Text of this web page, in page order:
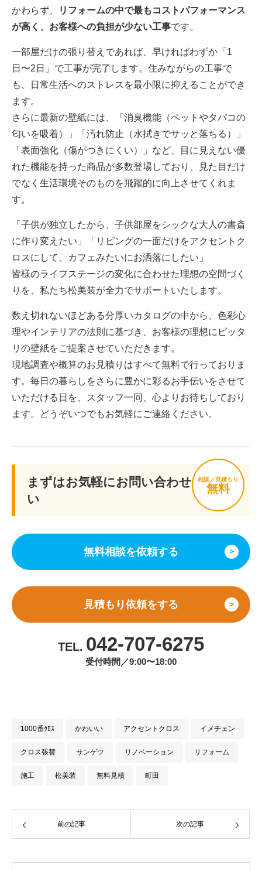
かわらず、
リフォームの中で最もコストパフォーマンス
が高く、お客様への負担が少ない工事です。
一部屋だけの張り替えであれば、早ければわずか「1
日〜2日」で工事が完了します。住みながらの工事で
も、日常生活へのストレスを最小限に抑えることができ
ます。
さらに最新の壁紙には、「消臭機能（ペットやタバコの
匂いを吸着）」「汚れ防止（水拭きでサッと落ちる）」
「表面強化（傷がつきにくい）」など、目に見えない優
れた機能を持った商品が多数登場しており、見た目だけ
でなく生活環境そのものを飛躍的に向上させてくれま
す。
「子供が独立したから、子供部屋をシックな大人の書斎
に作り変えたい」「リビングの一面だけをアクセントク
ロスにして、カフェみたいにお洒落にしたい」
皆様のライフステージの変化に合わせた理想の空間づく
りを、私たち松美装が全力でサポートいたします。
数え切れないほどある分厚いカタログの中から、色彩心
理やインテリアの法則に基づき、お客様の理想にピッタ
リの壁紙をご提案させていただきます。
現地調査や概算のお見積りはすべて無料で行っておりま
す。毎日の暮らしをさらに豊かに彩るお手伝いをさせて
いただける日を、スタッフ一同、心よりお待ちしており
ます。どうぞいつでもお気軽にご連絡ください。
まずはお気軽にお問い合わせくださ
い
相談／見積もり
無料
無料相談を依頼する ＞
見積もり依頼をする ＞
TEL. 042-707-6275
受付時間／9:00〜18:00
1000番ｸﾛｽ かわいい アクセントクロス イメチェン
クロス張替 サンゲツ リノベーション リフォーム
施工 松美装 無料見積 町田
前の記事 次の記事